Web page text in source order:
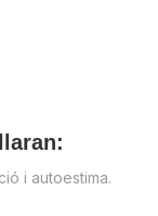
i autoestima.